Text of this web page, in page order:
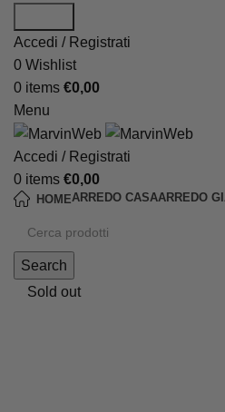
Accedi / Registrati
0 Wishlist
0 items €0,00
Menu
Accedi / Registrati
0 items €0,00
HOMEARREDO CASAARREDO
Search
Sold out